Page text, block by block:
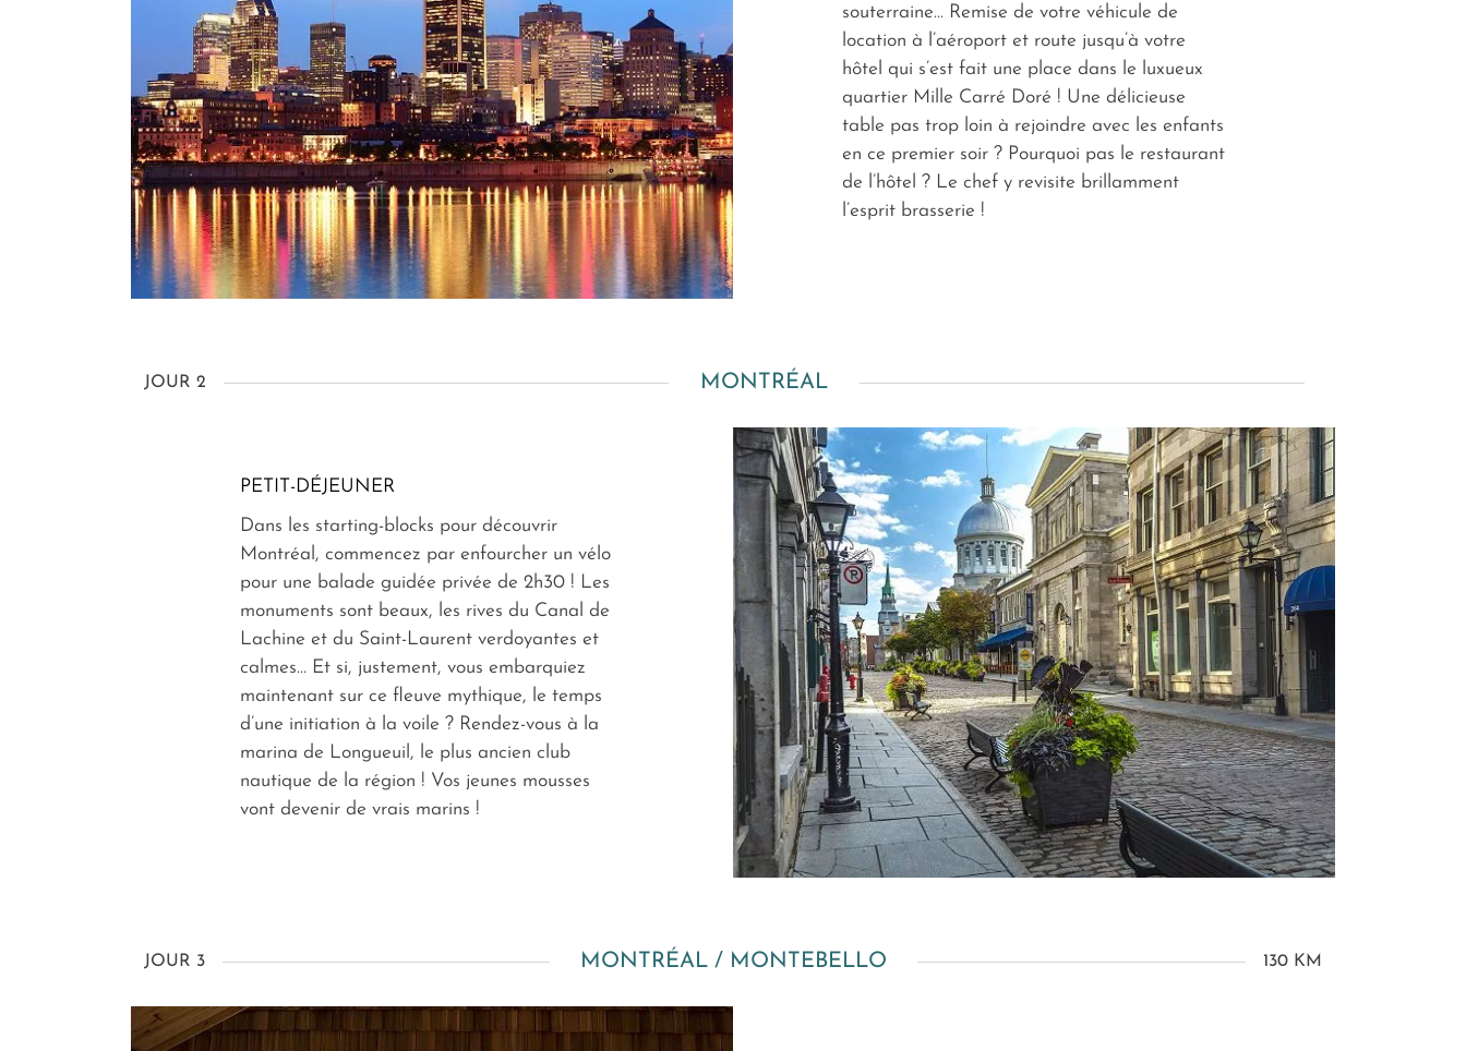
souterraine... Remise de votre véhicule de
location à l’aéroport et route jusqu’à votre
hôtel qui s’est fait une place dans le luxueux
quartier Mille Carré Doré ! Une délicieuse
table pas trop loin à rejoindre avec les enfants
en ce premier soir ? Pourquoi pas le restaurant
de l’hôtel ? Le chef y revisite brillamment
l’esprit brasserie !
JOUR 2 MONTRÉAL
PETIT-DÉJEUNER
Dans les starting-blocks pour découvrir
Montréal, commencez par enfourcher un vélo
pour une balade guidée privée de 2h30 ! Les
monuments sont beaux, les rives du Canal de
Lachine et du Saint-Laurent verdoyantes et
calmes… Et si, justement, vous embarquiez
maintenant sur ce fleuve mythique, le temps
d’une initiation à la voile ? Rendez-vous à la
marina de Longueuil, le plus ancien club
nautique de la région ! Vos jeunes mousses
vont devenir de vrais marins !
JOUR 3 MONTRÉAL / MONTEBELLO 130 KM